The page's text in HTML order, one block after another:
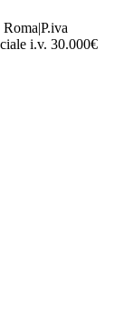
|P.iva
i.v. 30.000€